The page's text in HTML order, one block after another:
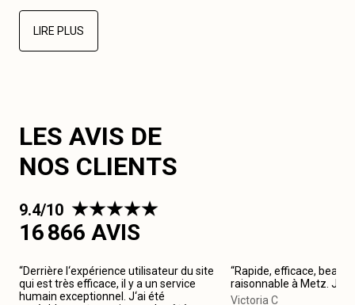
LIRE PLUS
LES AVIS DE
NOS CLIENTS
9.4/10
16 866 AVIS
“Derrière l‘expérience utilisateur du site
qui est très efficace, il y a un service
humain exceptionnel. J‘ai été
“Rapide, efficace, beau
raisonnable à Metz. Je
Victoria C